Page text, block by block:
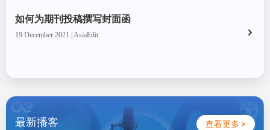
如何为期刊投稿撰写封面函
19 December 2021 | AsiaEdit
最新播客 查看更多 >